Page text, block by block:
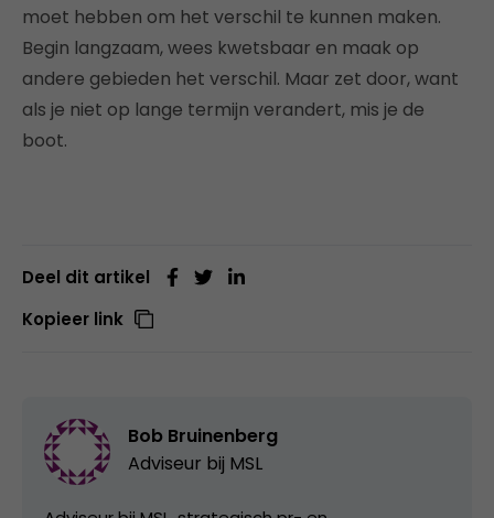
moet hebben om het verschil te kunnen maken.
Begin langzaam, wees kwetsbaar en maak op
andere gebieden het verschil. Maar zet door, want
als je niet op lange termijn verandert, mis je de
boot.
Deel dit artikel
Kopieer link
Bob Bruinenberg
Adviseur bij MSL